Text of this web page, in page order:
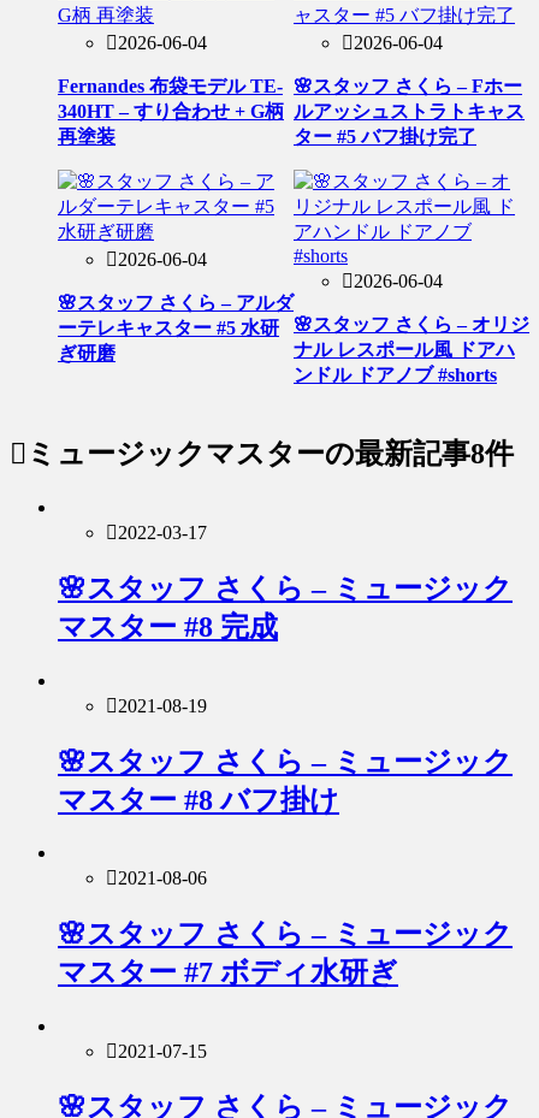
2026-06-04
Fernandes 布袋モデル TE-
340HT – すり合わせ + G柄
再塗装
2026-06-04
🌸スタッフ さくら – Fホー
ルアッシュストラトキャス
ター #5 バフ掛け完了
2026-06-04
🌸スタッフ さくら – アルダ
ーテレキャスター #5 水研
ぎ研磨
2026-06-04
🌸スタッフ さくら – オリジ
ナル レスポール風 ドアハ
ンドル ドアノブ #shorts
ミュージックマスターの最新記事8件
2022-03-17
🌸スタッフ さくら – ミュージック
マスター #8 完成
2021-08-19
🌸スタッフ さくら – ミュージック
マスター #8 バフ掛け
2021-08-06
🌸スタッフ さくら – ミュージック
マスター #7 ボディ水研ぎ
2021-07-15
🌸スタッフ さくら – ミュージック